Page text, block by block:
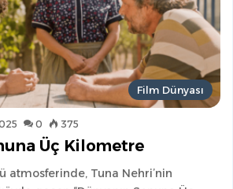
Film Dünyası
0 375
Üç Kilometre
atmosferinde, Tuna Nehri’nin